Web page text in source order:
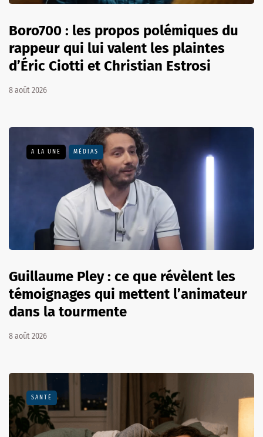
Boro700 : les propos polémiques du
rappeur qui lui valent les plaintes
d’Éric Ciotti et Christian Estrosi
8 août 2026
A LA UNE MÉDIAS
Guillaume Pley : ce que révèlent les
témoignages qui mettent l’animateur
dans la tourmente
8 août 2026
SANTÉ